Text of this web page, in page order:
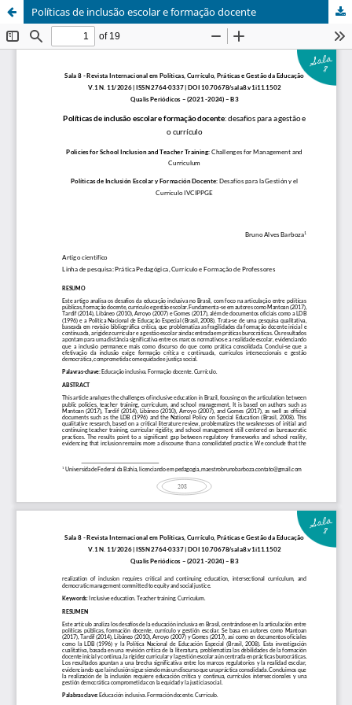
Políticas de inclusão escolar e formação docente